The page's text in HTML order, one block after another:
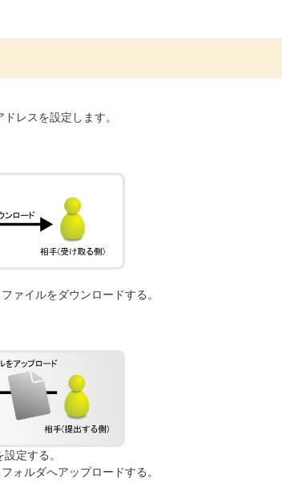
レスを設定します。
ァイルをダウンロードする。
定する。
ォルダへアップロードする。